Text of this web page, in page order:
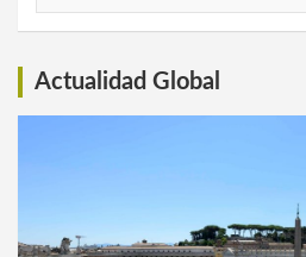
Actualidad Global